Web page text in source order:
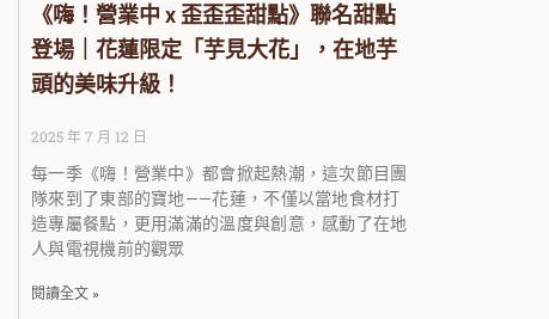
《嗨！營業中 x 歪歪歪甜點》聯名甜點
登場｜花蓮限定「芋見大花」，在地芋
頭的美味升級！
2025 年 7 月 12 日
每一季《嗨！營業中》都會掀起熱潮，這次節目團
隊來到了東部的寶地——花蓮，不僅以當地食材打
造專屬餐點，更用滿滿的溫度與創意，感動了在地
人與電視機前的觀眾
閱讀全文 »